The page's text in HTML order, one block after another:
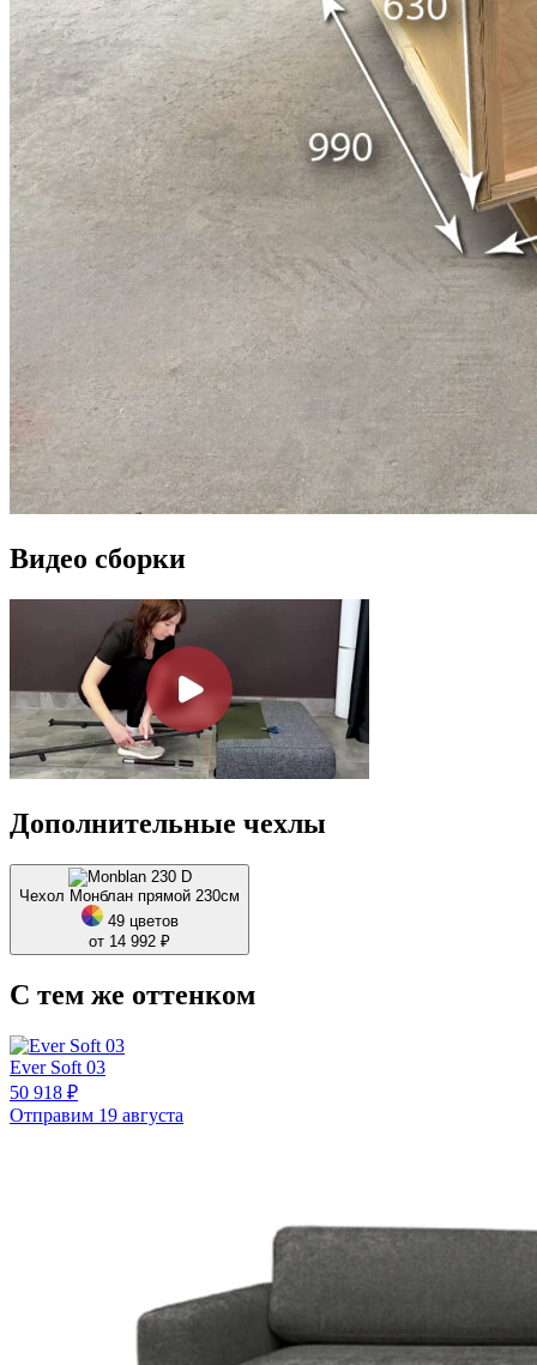
Видео сборки
Дополнительные чехлы
Чехол Монблан прямой 230см
49 цветов
от 14 992 ₽
С тем же оттенком
Ever Soft 03
50 918 ₽
Отправим 19 августа